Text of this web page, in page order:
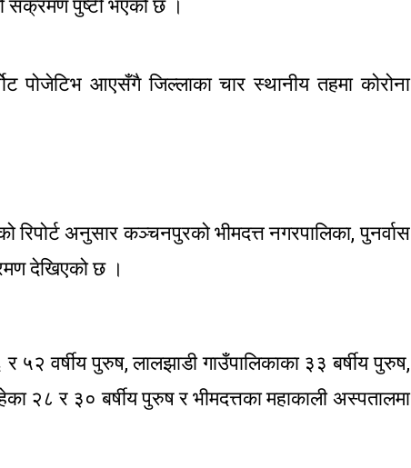
संक्रमण पुष्टी भएको छ ।
पोजेटिभ आएसँगै जिल्लाका चार स्थानीय तहमा कोरोना
अनुसार कञ्चनपुरको भीमदत्त नगरपालिका, पुनर्वास
देखिएको छ ।
वर्षीय पुरुष, लालझाडी गाउँपालिकाका ३३ बर्षीय पुरुष,
२८ र ३० बर्षीय पुरुष र भीमदत्तका महाकाली अस्पतालमा